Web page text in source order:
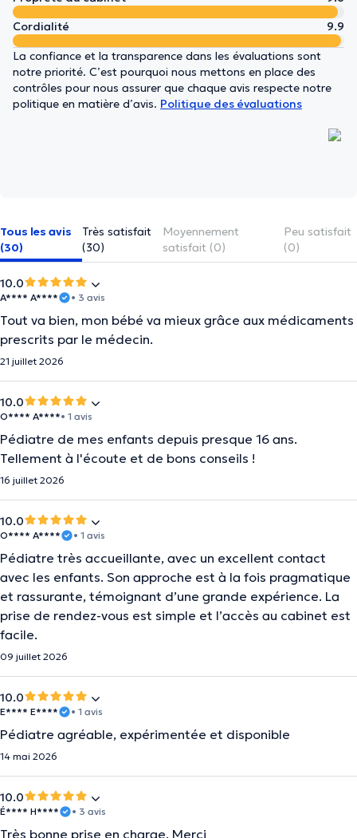
Cordialité
9.9
La confiance et la transparence dans les évaluations sont
notre priorité. C’est pourquoi nous mettons en place des
contrôles pour nous assurer que chaque avis respecte notre
politique en matière d’avis. Politique des évaluations
Tous les avis
(30)
Très satisfait
(30)
Moyennement
satisfait (0)
Peu satisfait
(0)
10.0
A**** A**** • 3 avis
Tout va bien, mon bébé va mieux grâce aux médicaments
prescrits par le médecin.
21 juillet 2026
10.0
O**** A****• 1 avis
Pédiatre de mes enfants depuis presque 16 ans.
Tellement à l'écoute et de bons conseils !
16 juillet 2026
10.0
O**** A**** • 1 avis
Pédiatre très accueillante, avec un excellent contact
avec les enfants. Son approche est à la fois pragmatique
et rassurante, témoignant d’une grande expérience. La
prise de rendez-vous est simple et l’accès au cabinet est
facile.
09 juillet 2026
10.0
E**** E**** • 1 avis
Pédiatre agréable, expérimentée et disponible
14 mai 2026
10.0
É**** H**** • 3 avis
Très bonne prise en charge. Merci